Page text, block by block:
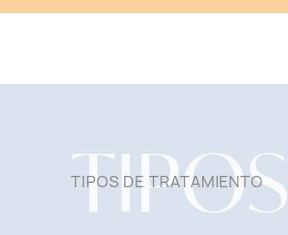
TIPOS
TIPOS DE TRATAMIENTO